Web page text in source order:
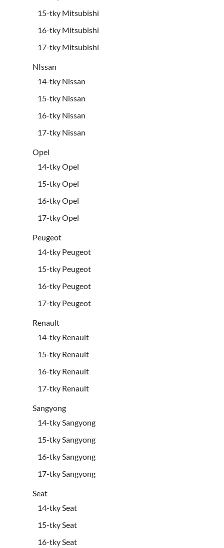
15-tky Mitsubishi
16-tky Mitsubishi
17-tky Mitsubishi
NIssan
14-tky Nissan
15-tky Nissan
16-tky Nissan
17-tky Nissan
Opel
14-tky Opel
15-tky Opel
16-tky Opel
17-tky Opel
Peugeot
14-tky Peugeot
15-tky Peugeot
16-tky Peugeot
17-tky Peugeot
Renault
14-tky Renault
15-tky Renault
16-tky Renault
17-tky Renault
Sangyong
14-tky Sangyong
15-tky Sangyong
16-tky Sangyong
17-tky Sangyong
Seat
14-tky Seat
15-tky Seat
16-tky Seat